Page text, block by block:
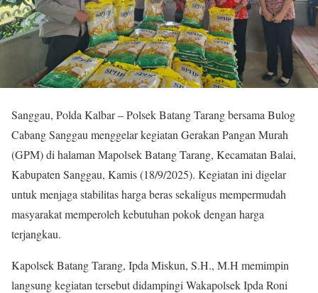
Sanggau, Polda Kalbar – Polsek Batang Tarang bersama Bulog
Cabang Sanggau menggelar kegiatan Gerakan Pangan Murah
(GPM) di halaman Mapolsek Batang Tarang, Kecamatan Balai,
Kabupaten Sanggau, Kamis (18/9/2025). Kegiatan ini digelar
untuk menjaga stabilitas harga beras sekaligus mempermudah
masyarakat memperoleh kebutuhan pokok dengan harga
terjangkau.
Kapolsek Batang Tarang, Ipda Miskun, S.H., M.H memimpin
langsung kegiatan tersebut didampingi Wakapolsek Ipda Roni